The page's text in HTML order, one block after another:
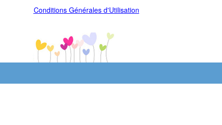
Conditions Générales d'Utilisation